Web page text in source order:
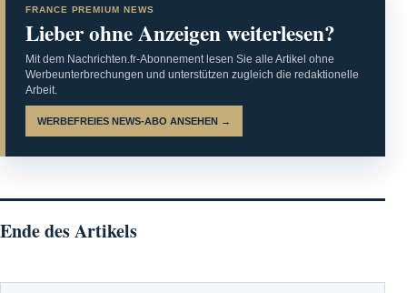
FRANCE PREMIUM NEWS
Lieber ohne Anzeigen weiterlesen?
Mit dem Nachrichten.fr-Abonnement lesen Sie alle Artikel ohne
Werbeunterbrechungen und unterstützen zugleich die redaktionelle
Arbeit.
WERBEFREIES NEWS-ABO ANSEHEN →
Ende des Artikels